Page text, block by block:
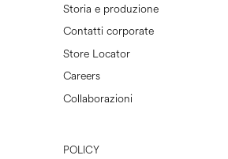
Storia e produzione
Contatti corporate
Store Locator
Careers
Collaborazioni
POLICY